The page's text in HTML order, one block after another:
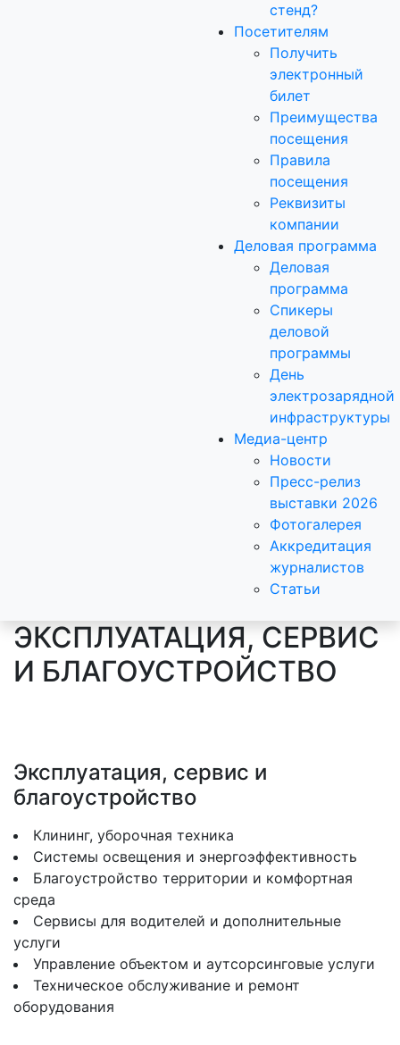
стенд?
Посетителям
Получить
электронный
билет
Преимущества
посещения
Правила
посещения
Реквизиты
компании
Деловая программа
Деловая
программа
Спикеры
деловой
программы
День
электрозарядной
инфраструктуры
Медиа-центр
Новости
Пресс-релиз
выставки 2026
Фотогалерея
Аккредитация
журналистов
Статьи
ЭКСПЛУАТАЦИЯ, СЕРВИС
И БЛАГОУСТРОЙСТВО
Эксплуатация, сервис и
благоустройство
Клининг, уборочная техника
Системы освещения и энергоэффективность
Благоустройство территории и комфортная
среда
Сервисы для водителей и дополнительные
услуги
Управление объектом и аутсорсинговые услуги
Техническое обслуживание и ремонт
оборудования